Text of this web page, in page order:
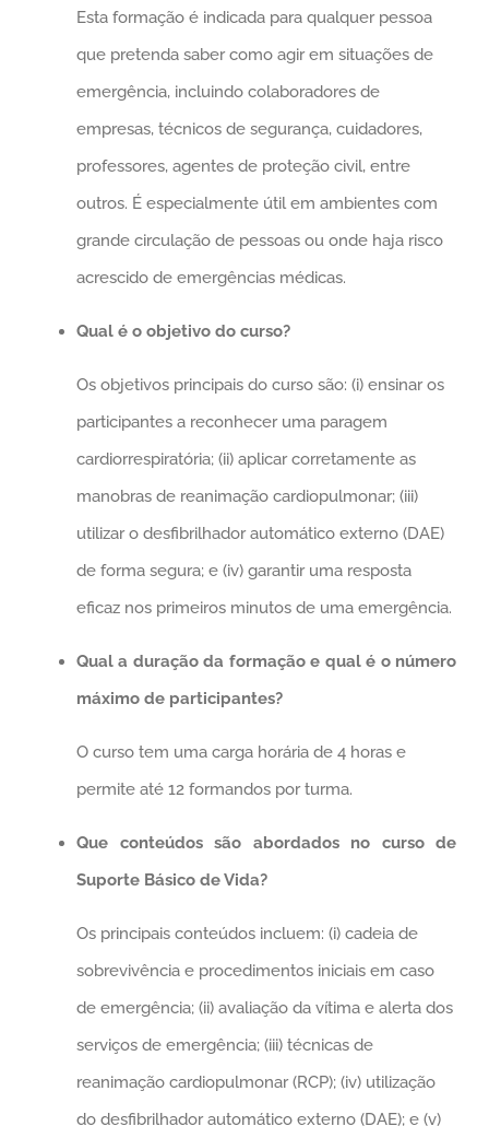
Esta formação é indicada para qualquer pessoa
que pretenda saber como agir em situações de
emergência, incluindo colaboradores de
empresas, técnicos de segurança, cuidadores,
professores, agentes de proteção civil, entre
outros. É especialmente útil em ambientes com
grande circulação de pessoas ou onde haja risco
acrescido de emergências médicas.
Qual é o objetivo do curso?
Os objetivos principais do curso são: (i) ensinar os
participantes a reconhecer uma paragem
cardiorrespiratória; (ii) aplicar corretamente as
manobras de reanimação cardiopulmonar; (iii)
utilizar o desfibrilhador automático externo (DAE)
de forma segura; e (iv) garantir uma resposta
eficaz nos primeiros minutos de uma emergência.
Qual a duração da formação e qual é o número
máximo de participantes?
O curso tem uma carga horária de 4 horas e
permite até 12 formandos por turma.
Que conteúdos são abordados no curso de
Suporte Básico de Vida?
Os principais conteúdos incluem: (i) cadeia de
sobrevivência e procedimentos iniciais em caso
de emergência; (ii) avaliação da vítima e alerta dos
serviços de emergência; (iii) técnicas de
reanimação cardiopulmonar (RCP); (iv) utilização
do desfibrilhador automático externo (DAE); e (v)